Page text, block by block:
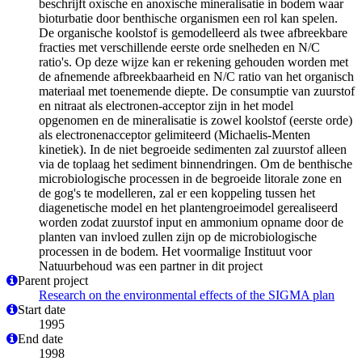
beschrijft oxische en anoxische mineralisatie in bodem waar
bioturbatie door benthische organismen een rol kan spelen.
De organische koolstof is gemodelleerd als twee afbreekbare
fracties met verschillende eerste orde snelheden en N/C
ratio's. Op deze wijze kan er rekening gehouden worden met
de afnemende afbreekbaarheid en N/C ratio van het organisch
materiaal met toenemende diepte. De consumptie van zuurstof
en nitraat als electronen-acceptor zijn in het model
opgenomen en de mineralisatie is zowel koolstof (eerste orde)
als electronenacceptor gelimiteerd (Michaelis-Menten
kinetiek). In de niet begroeide sedimenten zal zuurstof alleen
via de toplaag het sediment binnendringen. Om de benthische
microbiologische processen in de begroeide litorale zone en
de gog's te modelleren, zal er een koppeling tussen het
diagenetische model en het plantengroeimodel gerealiseerd
worden zodat zuurstof input en ammonium opname door de
planten van invloed zullen zijn op de microbiologische
processen in de bodem. Het voormalige Instituut voor
Natuurbehoud was een partner in dit project
Parent project
Research on the environmental effects of the SIGMA plan
Start date
1995
End date
1998